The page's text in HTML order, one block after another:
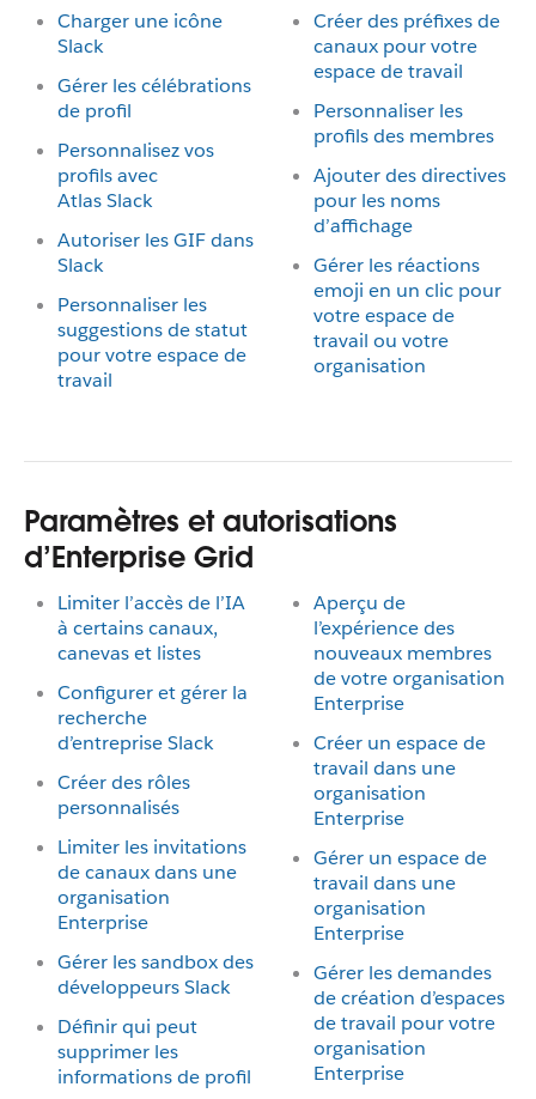
Charger une icône
Slack
Gérer les célébrations
de profil
Personnalisez vos
profils avec
Atlas Slack
Autoriser les GIF dans
Slack
Personnaliser les
suggestions de statut
pour votre espace de
travail
Créer des préfixes de
canaux pour votre
espace de travail
Personnaliser les
profils des membres
Ajouter des directives
pour les noms
d’affichage
Gérer les réactions
emoji en un clic pour
votre espace de
travail ou votre
organisation
Paramètres et autorisations
d’Enterprise Grid
Limiter l’accès de l’IA
à certains canaux,
canevas et listes
Configurer et gérer la
recherche
d’entreprise Slack
Créer des rôles
personnalisés
Limiter les invitations
de canaux dans une
organisation
Enterprise
Gérer les sandbox des
développeurs Slack
Définir qui peut
supprimer les
informations de profil
Aperçu de
l’expérience des
nouveaux membres
de votre organisation
Enterprise
Créer un espace de
travail dans une
organisation
Enterprise
Gérer un espace de
travail dans une
organisation
Enterprise
Gérer les demandes
de création d’espaces
de travail pour votre
organisation
Enterprise